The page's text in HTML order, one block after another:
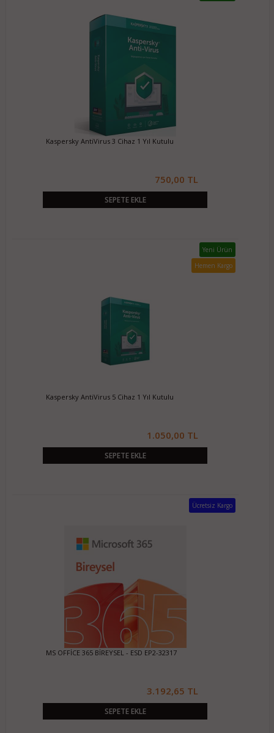
Kaspersky AntiVirus 3 Cihaz 1 Yıl Kutulu
750,00 TL
SEPETE EKLE
Yeni Ürün
Hemen Kargo
Kaspersky AntiVirus 5 Cihaz 1 Yıl Kutulu
1.050,00 TL
SEPETE EKLE
Ücretsiz Kargo
MS OFFİCE 365 BİREYSEL - ESD EP2-32317
3.192,65 TL
SEPETE EKLE